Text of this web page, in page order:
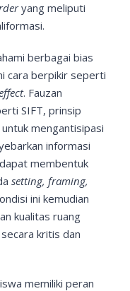
yang meliputi
berbagai bias
cara berpikir seperti
. Fauzan
SIFT, prinsip
mengantisipasi
informasi
membentuk
setting, framing,
ini kemudian
kualitas ruang
kritis dan
memiliki peran